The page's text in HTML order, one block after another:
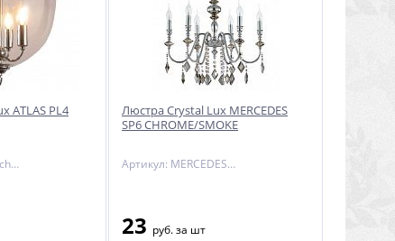
ATLAS PL4
Артикул: atlas pl4 chrome
Люстра Crystal Lux MERCEDES
SP6 CHROME/SMOKE
Артикул: MERCEDES SP6 CHROME/SMOKE
23 руб.за шт